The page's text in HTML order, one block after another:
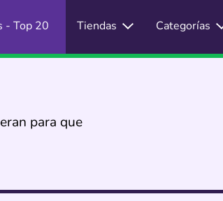
- Top 20 Tiendas Categorías
para que